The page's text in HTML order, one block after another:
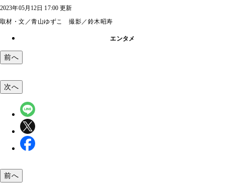
2023年05月12日 17:00 更新
取材・文／青山ゆずこ 撮影／鈴木昭寿
エンタメ
前へ
次へ
前へ